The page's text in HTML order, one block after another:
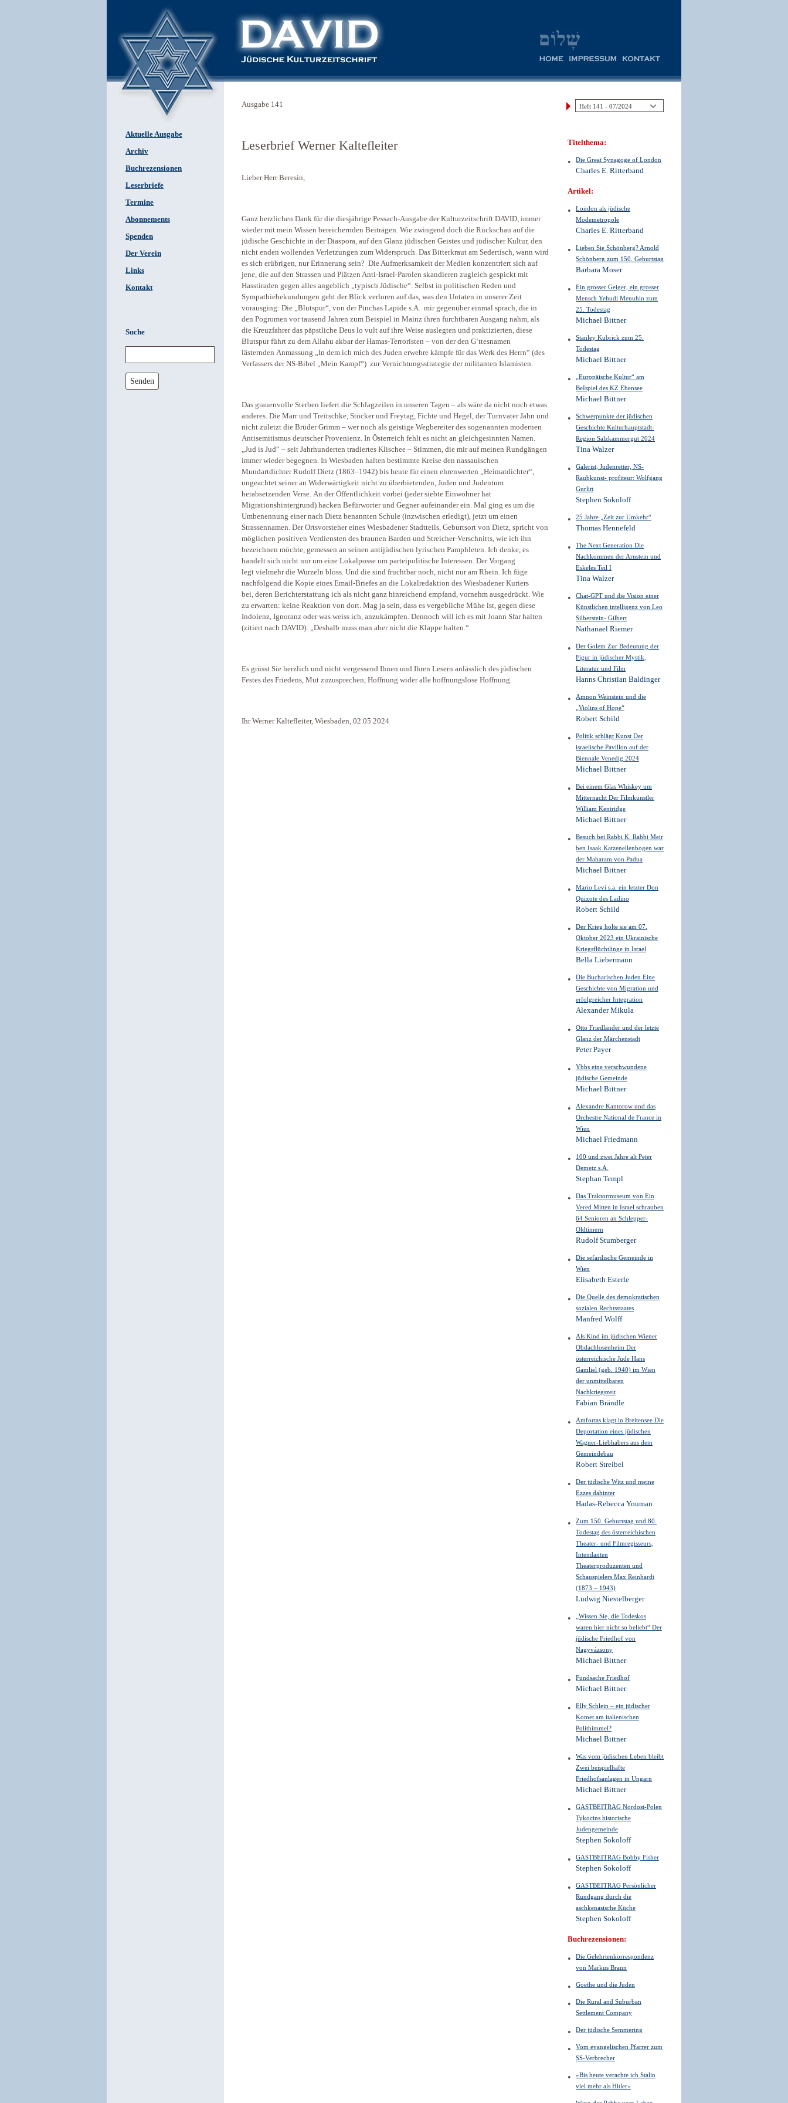
Aktuelle Ausgabe
Archiv
Buchrezensionen
Leserbriefe
Termine
Abonnements
Spenden
Der Verein
Links
Kontakt
Suche
Senden
Ausgabe 141
Leserbrief Werner Kaltefleiter
Lieber Herr Beresin,
Ganz herzlichen Dank für die diesjährige Pessach-Ausgabe der Kulturzeitschrift DAVID, immer
wieder mit mein Wissen bereichernden Beiträgen. Wie zwingend doch die Rückschau auf die
jüdische Geschichte in der Diaspora, auf den Glanz jüdischen Geistes und jüdischer Kultur, den
nicht enden wollenden Verletzungen zum Widerspruch. Das Bitterkraut am Sedertisch, wann wird
es sich erübrigen, nur Erinnerung sein? Die Aufmerksamkeit der Medien konzentriert sich auf
jene, die auf den Strassen und Plätzen Anti-Israel-Parolen skandieren zugleich gespickt mit
Hasstiraden gegen alles angeblich „typisch Jüdische“. Selbst in politischen Reden und
Sympathiebekundungen geht der Blick verloren auf das, was den Untaten in unserer Zeit
vorausging: Die „Blutspur“, von der Pinchas Lapide s.A. mir gegenüber einmal sprach, die in
den Pogromen vor tausend Jahren zum Beispiel in Mainz ihren furchtbaren Ausgang nahm, als
die Kreuzfahrer das päpstliche Deus lo vult auf ihre Weise auslegten und praktizierten, diese
Blutspur führt zu dem Allahu akbar der Hamas-Terroristen – von der den G‘ttesnamen
lästernden Anmassung „In dem ich mich des Juden erwehre kämpfe für das Werk des Herrn“ (des
Verfassers der NS-Bibel „Mein Kampf“) zur Vernichtungsstrategie der militanten Islamisten.
Das grauenvolle Sterben liefert die Schlagzeilen in unseren Tagen – als wäre da nicht noch etwas
anderes. Die Marr und Treitschke, Stöcker und Freytag, Fichte und Hegel, der Turnvater Jahn und
nicht zuletzt die Brüder Grimm – wer noch als geistige Wegbereiter des sogenannten modernen
Antisemitismus deutscher Provenienz. In Österreich fehlt es nicht an gleichgesinnten Namen.
„Jud is Jud“ – seit Jahrhunderten tradiertes Klischee – Stimmen, die mir auf meinen Rundgängen
immer wieder begegnen. In Wiesbaden halten bestimmte Kreise den nassauischen
Mundartdichter Rudolf Dietz (1863–1942) bis heute für einen ehrenwerten „Heimatdichter“,
ungeachtet seiner an Widerwärtigkeit nicht zu überbietenden, Juden und Judentum
herabsetzenden Verse. An der Öffentlichkeit vorbei (jeder siebte Einwohner hat
Migrationshintergrund) hacken Befürworter und Gegner aufeinander ein. Mal ging es um die
Umbenennung einer nach Dietz benannten Schule (inzwischen erledigt), jetzt um einen
Strassennamen. Der Ortsvorsteher eines Wiesbadener Stadtteils, Geburtsort von Dietz, spricht von
möglichen positiven Verdiensten des braunen Barden und Streicher-Verschnitts, wie ich ihn
bezeichnen möchte, gemessen an seinen antijüdischen lyrischen Pamphleten. Ich denke, es
handelt sich nicht nur um eine Lokalposse um parteipolitische Interessen. Der Vorgang
legt vielmehr die Wurzeln bloss. Und die sind fruchtbar noch, nicht nur am Rhein. Ich füge
nachfolgend die Kopie eines Email-Briefes an die Lokalredaktion des Wiesbadener Kuriers
bei, deren Berichterstattung ich als nicht ganz hinreichend empfand, vornehm ausgedrückt. Wie
zu erwarten: keine Reaktion von dort. Mag ja sein, dass es vergebliche Mühe ist, gegen diese
Indolenz, Ignoranz oder was weiss ich, anzukämpfen. Dennoch will ich es mit Joann Sfar halten
(zitiert nach DAVID): „Deshalb muss man aber nicht die Klappe halten.“
Es grüsst Sie herzlich und nicht vergessend Ihnen und Ihren Lesern anlässlich des jüdischen
Festes des Friedens, Mut zuzusprechen, Hoffnung wider alle hoffnungslose Hoffnung.
Ihr Werner Kaltefleiter, Wiesbaden, 02.05.2024
Titelthema:
Die Great Synagoge of London
Charles E. Ritterband
Artikel:
London als jüdische
Modemetropole
Charles E. Ritterband
Lieben Sie Schönberg? Arnold
Schönberg zum 150. Geburtstag
Barbara Moser
Ein grosser Geiger, ein grosser
Mensch Yehudi Menuhin zum
25. Todestag
Michael Bittner
Stanley Kubrick zum 25.
Todestag
Michael Bittner
„Europäische Kultur“ am
BeIspiel des KZ Ebensee
Michael Bittner
Schwerpunkte der jüdischen
Geschichte Kulturhauptstadt-
Region Salzkammergut 2024
Tina Walzer
Galerist, Judenretter, NS-
Raubkunst- profiteur: Wolfgang
Gurlitt
Stephen Sokoloff
25 Jahre „Zeit zur Umkehr“
Thomas Hennefeld
The Next Generation Die
Nachkommen der Arnstein und
Eskeles Teil I
Tina Walzer
Chat-GPT und die Vision einer
Künstlichen intelligenz von Leo
Silberstein- Gilbert
Nathanael Riemer
Der Golem Zur Bedeutung der
Figur in jüdischer Mystik,
Literatur und Film
Hanns Christian Baldinger
Amnon Weinstein und die
„Violins of Hope“
Robert Schild
Politik schlägt Kunst Der
israelische Pavillon auf der
Biennale Venedig 2024
Michael Bittner
Bei einem Glas Whiskey um
Mitternacht Der Filmkünstler
William Kentridge
Michael Bittner
Besuch bei Rabbi K. Rabbi Meir
ben Isaak Katzenellenbogen war
der Maharam von Padua
Michael Bittner
Mario Levi s.a. ein letzter Don
Quixote des Ladino
Robert Schild
Der Krieg holte sie am 07.
Oktober 2023 ein Ukrainische
Kriegsflüchtlinge in Israel
Bella Liebermann
Die Bucharischen Juden Eine
Geschichte von Migration und
erfolgreicher Integration
Alexander Mikula
Otto Friedländer und der letzte
Glanz der Märchenstadt
Peter Payer
Ybbs eine verschwundene
jüdische Gemeinde
Michael Bittner
Alexandre Kantorow und das
Orchestre National de France in
Wien
Michael Friedmann
100 und zwei Jahre alt Peter
Demetz s.A.
Stephan Templ
Das Traktormuseum von Ein
Vered Mitten in Israel schrauben
64 Senioren an Schlepper-
Oldtimern
Rudolf Stumberger
Die sefardische Gemeinde in
Wien
Elisabeth Esterle
Die Quelle des demokratischen
sozialen Rechtsstaates
Manfred Wolff
Als Kind im jüdischen Wiener
Obdachlosenheim Der
österreichische Jude Hans
Gamliel (geb. 1940) im Wien
der unmittelbaren
Nachkriegszeit
Fabian Brändle
Amfortas klagt in Breitensee Die
Deportation eines jüdischen
Wagner-Liebhabers aus dem
Gemeindebau
Robert Streibel
Der jüdische Witz und meine
Ezzes dahinter
Hadas-Rebecca Youman
Zum 150. Geburtstag und 80.
Todestag des österreichischen
Theater- und Filmregisseurs,
Intendanten
Theaterproduzenten und
Schauspielers Max Reinhardt
(1873 – 1943)
Ludwig Niestelberger
„Wissen Sie, die Todeskos
waren hier nicht so beliebt“ Der
jüdische Friedhof von
Nagyvázsony
Michael Bittner
Fundsache Friedhof
Michael Bittner
Elly Schlein – ein jüdischer
Komet am italienischen
Polithimmel?
Michael Bittner
Was vom jüdischen Leben bleibt
Zwei beispielhafte
Friedhofsanlagen in Ungarn
Michael Bittner
GASTBEITRAG Nordost-Polen
Tykocins historische
Judengemeinde
Stephen Sokoloff
GASTBEITRAG Bobby Fisher
Stephen Sokoloff
GASTBEITRAG Persönlicher
Rundgang durch die
aschkenasische Küche
Stephen Sokoloff
Buchrezensionen:
Die Gelehrtenkorrespondenz
von Markus Brann
Goethe und die Juden
Die Rural and Suburban
Settlement Company
Der jüdische Semmering
Vom evangelischen Pfarrer zum
SS-Verbrecher
»Bis heute verachte ich Stalin
viel mehr als Hitler«